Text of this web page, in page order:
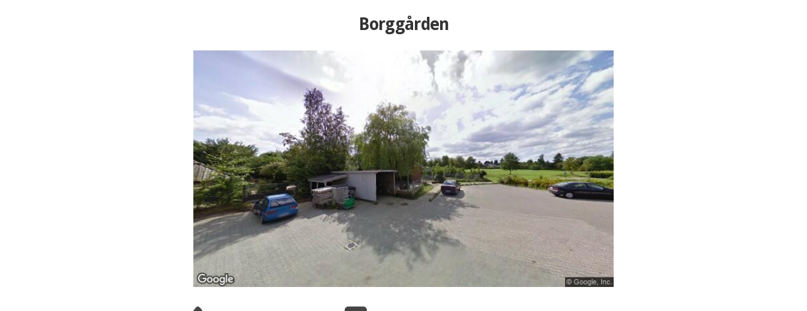
Borggården